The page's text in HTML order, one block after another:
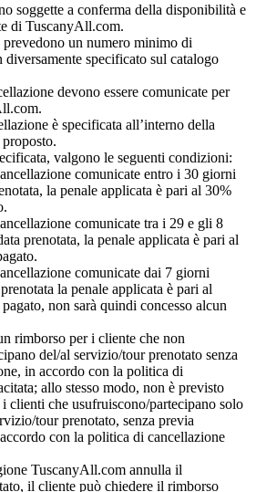
soggette a conferma della disponibilità e
di TuscanyAll.com.
un numero minimo di
diversamente specificato sul catalogo
devono essere comunicate per
è specificata all’interno della
valgono le seguenti condizioni:
comunicate entro i 30 giorni
la penale applicata è pari al 30%
comunicate tra i 29 e gli 8
prenotata, la penale applicata è pari al
comunicate dai 7 giorni
la penale applicata è pari al
non sarà quindi concesso alcun
rimborso per i cliente che non
del/al servizio/tour prenotato senza
in accordo con la politica di
allo stesso modo, non è previsto
clienti che usufruiscono/partecipano solo
tour prenotato, senza previa
con la politica di cancellazione
TuscanyAll.com annulla il
il cliente può chiedere il rimborso